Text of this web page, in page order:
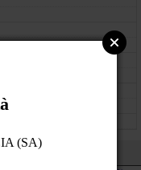
(SA)